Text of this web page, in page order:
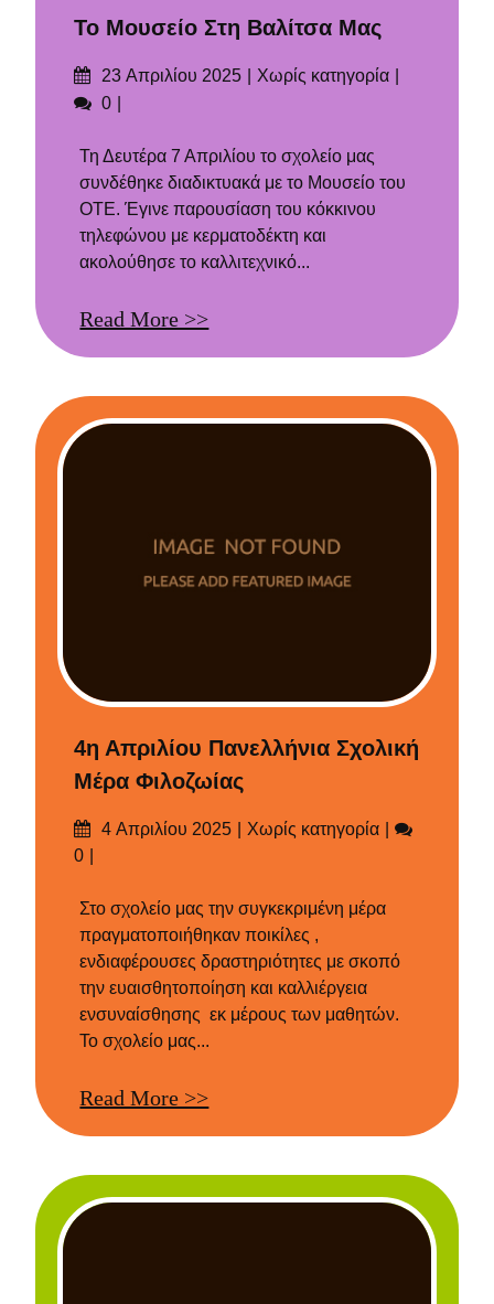
Το Μουσείο Στη Βαλίτσα Μας
Δημοσιεύτηκε
στις
23 Απριλίου 2025 Categories
Χωρίς κατηγορία
Σχόλια
0
Τη Δευτέρα 7 Απριλίου το σχολείο μας
συνδέθηκε διαδικτυακά με το Μουσείο του
ΟΤΕ. Έγινε παρουσίαση του κόκκινου
τηλεφώνου με κερματοδέκτη και
ακολούθησε το καλλιτεχνικό...
Read More >>
4η Απριλίου Πανελλήνια Σχολική
Μέρα Φιλοζωίας
Δημοσιεύτηκε
στις
4 Απριλίου 2025 Categories
Χωρίς κατηγορία
0
Στο σχολείο μας την συγκεκριμένη μέρα
πραγματοποιήθηκαν ποικίλες ,
ενδιαφέρουσες δραστηριότητες με σκοπό
την ευαισθητοποίηση και καλλιέργεια
ενσυναίσθησης εκ μέρους των μαθητών.
Το σχολείο μας...
Read More >>